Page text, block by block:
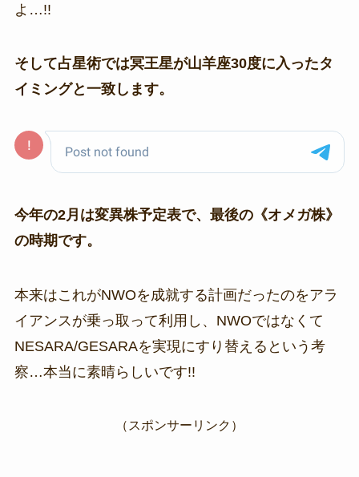
よ…!!
そして占星術では冥王星が山羊座30度に入ったタ
イミングと一致します。
今年の2月は変異株予定表で、最後の《オメガ株》
の時期です。
本来はこれがNWOを成就する計画だったのをアラ
イアンスが乗っ取って利用し、NWOではなくて
NESARA/GESARAを実現にすり替えるという考
察…本当に素晴らしいです!!
（スポンサーリンク）